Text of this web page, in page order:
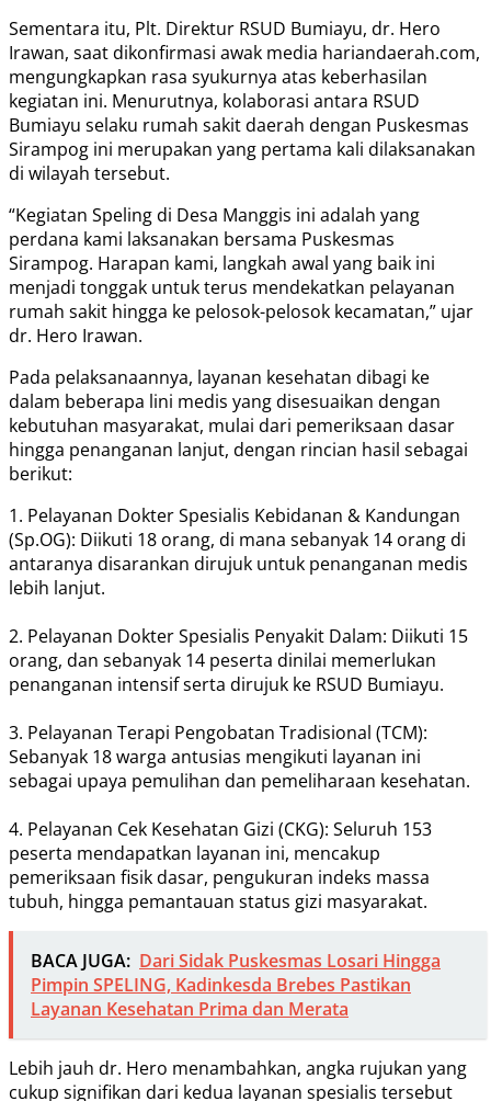
Sementara itu, Plt. Direktur RSUD Bumiayu, dr. Hero
Irawan, saat dikonfirmasi awak media hariandaerah.com,
mengungkapkan rasa syukurnya atas keberhasilan
kegiatan ini. Menurutnya, kolaborasi antara RSUD
Bumiayu selaku rumah sakit daerah dengan Puskesmas
Sirampog ini merupakan yang pertama kali dilaksanakan
di wilayah tersebut.
“Kegiatan Speling di Desa Manggis ini adalah yang
perdana kami laksanakan bersama Puskesmas
Sirampog. Harapan kami, langkah awal yang baik ini
menjadi tonggak untuk terus mendekatkan pelayanan
rumah sakit hingga ke pelosok-pelosok kecamatan,” ujar
dr. Hero Irawan.
Pada pelaksanaannya, layanan kesehatan dibagi ke
dalam beberapa lini medis yang disesuaikan dengan
kebutuhan masyarakat, mulai dari pemeriksaan dasar
hingga penanganan lanjut, dengan rincian hasil sebagai
berikut:
1. Pelayanan Dokter Spesialis Kebidanan & Kandungan
(Sp.OG): Diikuti 18 orang, di mana sebanyak 14 orang di
antaranya disarankan dirujuk untuk penanganan medis
lebih lanjut.
2. Pelayanan Dokter Spesialis Penyakit Dalam: Diikuti 15
orang, dan sebanyak 14 peserta dinilai memerlukan
penanganan intensif serta dirujuk ke RSUD Bumiayu.
3. Pelayanan Terapi Pengobatan Tradisional (TCM):
Sebanyak 18 warga antusias mengikuti layanan ini
sebagai upaya pemulihan dan pemeliharaan kesehatan.
4. Pelayanan Cek Kesehatan Gizi (CKG): Seluruh 153
peserta mendapatkan layanan ini, mencakup
pemeriksaan fisik dasar, pengukuran indeks massa
tubuh, hingga pemantauan status gizi masyarakat.
BACA JUGA: Dari Sidak Puskesmas Losari Hingga
Pimpin SPELING, Kadinkesda Brebes Pastikan
Layanan Kesehatan Prima dan Merata
Lebih jauh dr. Hero menambahkan, angka rujukan yang
cukup signifikan dari kedua layanan spesialis tersebut